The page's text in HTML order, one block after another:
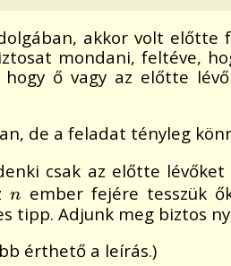
akkor volt
mondani, feltéve,
hogy ő vagy az előtte
de a feladat tényleg
csak az előtte lévőket
n
n ember fejére tesszük
tipp. Adjunk meg biztos
érthető a leírás.)